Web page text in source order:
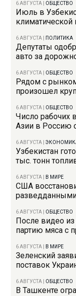
6 АВГУСТА ОБЩЕСТВО
Июль в
6 АВГУСТА ПОЛИТИКА
Депутаты
авто за
6 АВГУСТА ОБЩЕСТВО
Рядом с
произошел
6 АВГУСТА ОБЩЕСТВО
Число рабочих
Азии в Россию
6 АВГУСТА |
Узбекистан
тыс. тонн
6 АВГУСТА В МИРЕ
США
6 АВГУСТА ОБЩЕСТВО
После видео
партию мяса с
6 АВГУСТА В МИРЕ
Зеленский
поставок
6 АВГУСТА ОБЩЕСТВО
В Ташкенте